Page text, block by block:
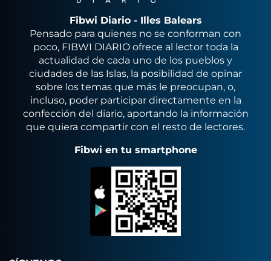
Fibwi Diario - Illes Balears
Pensado para quienes no se conforman con
poco, FIBWI DIARIO ofrece al lector toda la
actualidad de cada uno de los pueblos y
ciudades de las Islas, la posibilidad de opinar
sobre los temas que más le preocupan, o,
incluso, poder participar directamente en la
confección del diario, aportando la información
que quiera compartir con el resto de lectores.
Fibwi en tu smartphone